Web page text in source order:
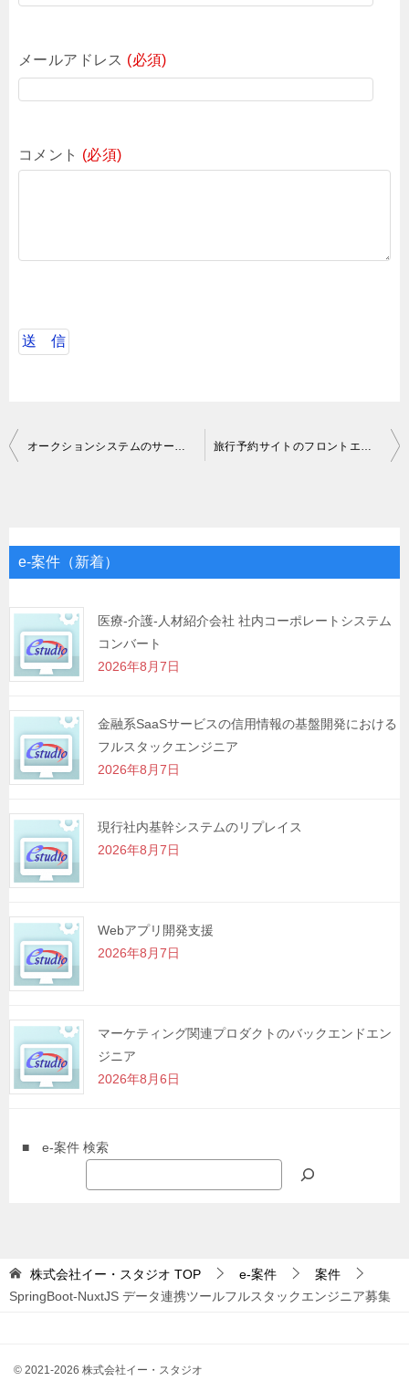
メールアドレス (必須)
コメント (必須)
投
ゲ
シ
ョ
ン
オークションシステムのサーバー開発案件 旅行予約サイトのフロントエンド開発案件
e-案件（新着）
医療-介護-人材紹介会社 社内コーポレートシステム
コンバート
2026年8月7日
金融系SaaSサービスの信用情報の基盤開発における
フルスタックエンジニア
2026年8月7日
現行社内基幹システムのリプレイス
2026年8月7日
Webアプリ開発支援
2026年8月7日
マーケティング関連プロダクトのバックエンドエン
ジニア
2026年8月6日
■ e-案件 検索
株式会社イー・スタジオ TOP e-案件
案件
SpringBoot-NuxtJS データ連携ツールフルスタックエンジニア募集
© 2021-2026 株式会社イー・スタジオ